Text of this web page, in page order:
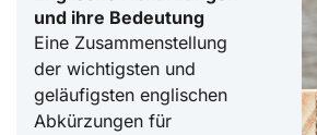
und ihre Bedeutung
Eine Zusammenstellung
der wichtigsten und
geläufigsten englischen
Abkürzungen für